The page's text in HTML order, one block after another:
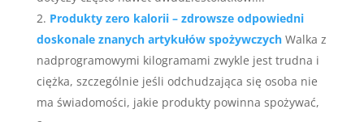
Produkty zero kalorii – zdrowsze odpowiedni
doskonale znanych artykułów spożywczych Walka z
nadprogramowymi kilogramami zwykle jest trudna i
ciężka, szczególnie jeśli odchudzająca się osoba nie
ma świadomości, jakie produkty powinna spożywać,